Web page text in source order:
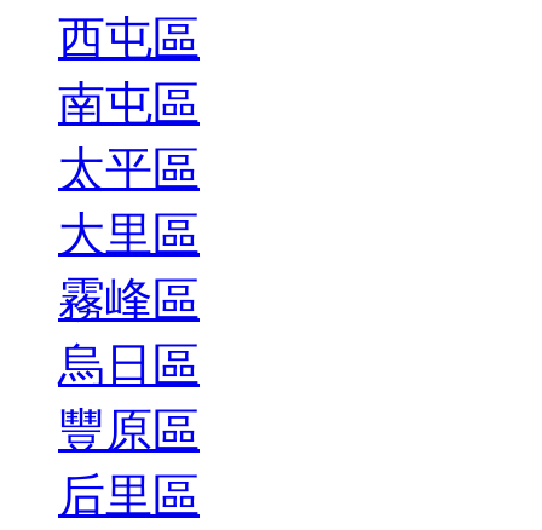
西屯區
南屯區
太平區
大里區
霧峰區
烏日區
豐原區
后里區